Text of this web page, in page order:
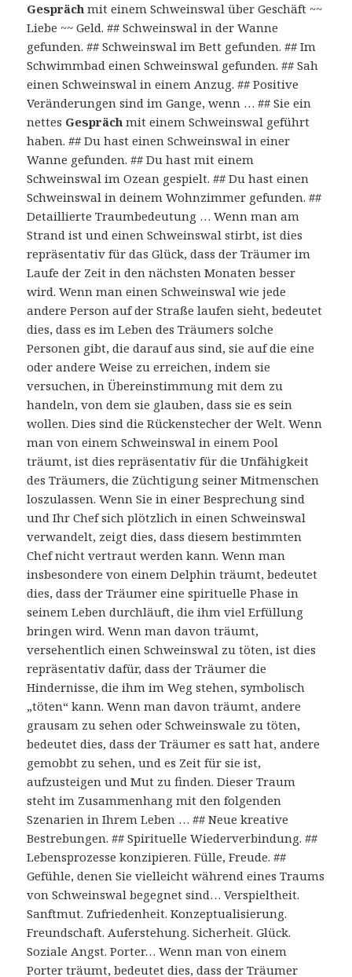
Gespräch mit einem Schweinswal über Geschäft ~~
Liebe ~~ Geld. ## Schweinswal in der Wanne
gefunden. ## Schweinswal im Bett gefunden. ## Im
Schwimmbad einen Schweinswal gefunden. ## Sah
einen Schweinswal in einem Anzug. ## Positive
Veränderungen sind im Gange, wenn … ## Sie ein
nettes Gespräch mit einem Schweinswal geführt
haben. ## Du hast einen Schweinswal in einer
Wanne gefunden. ## Du hast mit einem
Schweinswal im Ozean gespielt. ## Du hast einen
Schweinswal in deinem Wohnzimmer gefunden. ##
Detaillierte Traumbedeutung … Wenn man am
Strand ist und einen Schweinswal stirbt, ist dies
repräsentativ für das Glück, dass der Träumer im
Laufe der Zeit in den nächsten Monaten besser
wird. Wenn man einen Schweinswal wie jede
andere Person auf der Straße laufen sieht, bedeutet
dies, dass es im Leben des Träumers solche
Personen gibt, die darauf aus sind, sie auf die eine
oder andere Weise zu erreichen, indem sie
versuchen, in Übereinstimmung mit dem zu
handeln, von dem sie glauben, dass sie es sein
wollen. Dies sind die Rückenstecher der Welt. Wenn
man von einem Schweinswal in einem Pool
träumt, ist dies repräsentativ für die Unfähigkeit
des Träumers, die Züchtigung seiner Mitmenschen
loszulassen. Wenn Sie in einer Besprechung sind
und Ihr Chef sich plötzlich in einen Schweinswal
verwandelt, zeigt dies, dass diesem bestimmten
Chef nicht vertraut werden kann. Wenn man
insbesondere von einem Delphin träumt, bedeutet
dies, dass der Träumer eine spirituelle Phase in
seinem Leben durchläuft, die ihm viel Erfüllung
bringen wird. Wenn man davon träumt,
versehentlich einen Schweinswal zu töten, ist dies
repräsentativ dafür, dass der Träumer die
Hindernisse, die ihm im Weg stehen, symbolisch
„töten“ kann. Wenn man davon träumt, andere
grausam zu sehen oder Schweinswale zu töten,
bedeutet dies, dass der Träumer es satt hat, andere
gemobbt zu sehen, und es Zeit für sie ist,
aufzusteigen und Mut zu finden. Dieser Traum
steht im Zusammenhang mit den folgenden
Szenarien in Ihrem Leben … ## Neue kreative
Bestrebungen. ## Spirituelle Wiederverbindung. ##
Lebensprozesse konzipieren. Fülle, Freude. ##
Gefühle, denen Sie vielleicht während eines Traums
von Schweinswal begegnet sind… Verspieltheit.
Sanftmut. Zufriedenheit. Konzeptualisierung.
Freundschaft. Auferstehung. Sicherheit. Glück.
Soziale Angst. Porter… Wenn man von einem
Porter träumt, bedeutet dies, dass der Träumer